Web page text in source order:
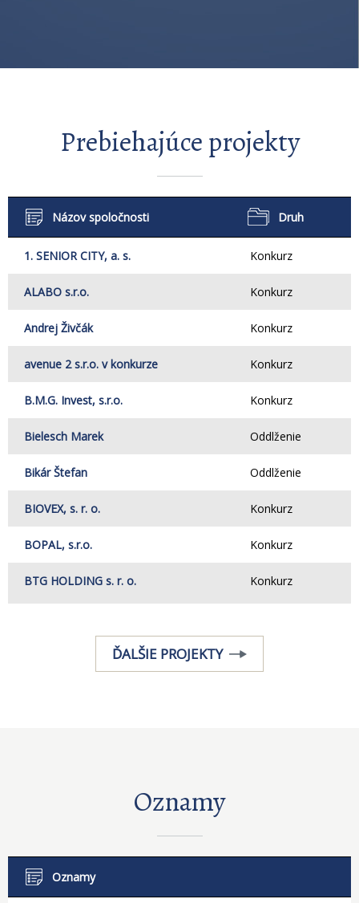
Prebiehajúce projekty
Názov spoločnosti Druh
1. SENIOR CITY, a. s. Konkurz
ALABO s.r.o. Konkurz
Andrej Živčák Konkurz
avenue 2 s.r.o. v konkurze Konkurz
B.M.G. Invest, s.r.o. Konkurz
Bielesch Marek Oddlženie
Bikár Štefan Oddlženie
BIOVEX, s. r. o. Konkurz
BOPAL, s.r.o. Konkurz
BTG HOLDING s. r. o. Konkurz
ĎALŠIE PROJEKTY
Oznamy
Oznamy